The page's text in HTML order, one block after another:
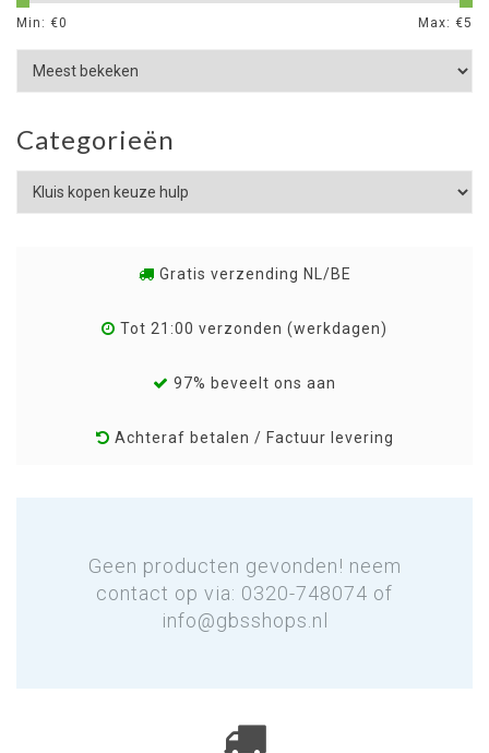
Min: €0 Max: €5
Categorieën
Gratis verzending NL/BE
Tot 21:00 verzonden (werkdagen)
97% beveelt ons aan
Achteraf betalen / Factuur levering
Geen producten gevonden! neem
contact op via: 0320-748074 of
info@gbsshops.nl